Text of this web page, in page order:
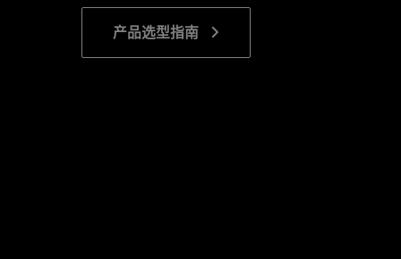
产品选型指南